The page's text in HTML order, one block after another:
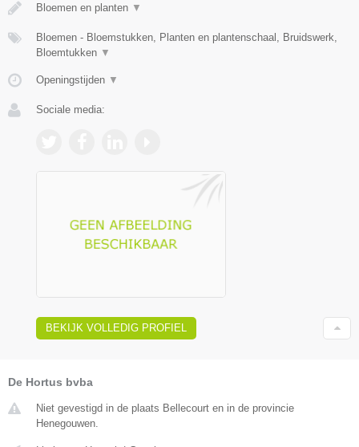
Bloemen en planten ▼
Bloemen - Bloemstukken, Planten en plantenschaal, Bruidswerk,
Bloemtukken ▼
Openingstijden ▼
Sociale media:
BEKIJK VOLLEDIG PROFIEL
De Hortus bvba
Niet gevestigd in de plaats Bellecourt en in de provincie
Henegouwen.